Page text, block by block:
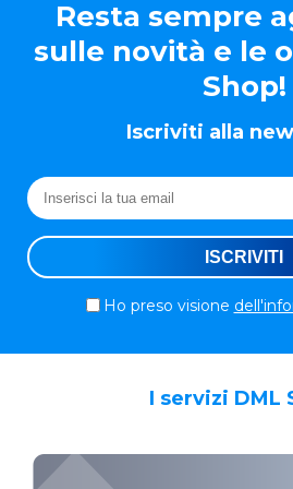
Resta sempre
sulle novità e le
Shop!
Iscriviti alla
Ho preso visione
I servizi DML